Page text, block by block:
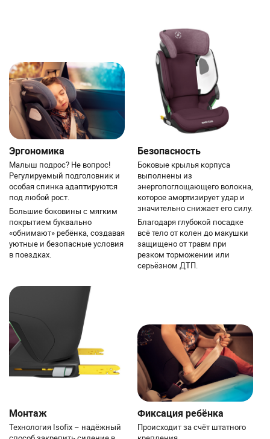
Эргономика
Малыш подрос? Не вопрос!
Регулируемый подголовник и
особая спинка адаптируются
под любой рост.
Большие боковины с мягким
покрытием буквально
«обнимают» ребёнка, создавая
уютные и безопасные условия
в поездках.
Безопасность
Боковые крылья корпуса
выполнены из
энергопоглощающего волокна,
которое амортизирует удар и
значительно снижает его силу.
Благодаря глубокой посадке
всё тело от колен до макушки
защищено от травм при
резком торможении или
серьёзном ДТП.
Монтаж
Технология Isofix – надёжный
Фиксация ребёнка
Происходит за счёт штатного